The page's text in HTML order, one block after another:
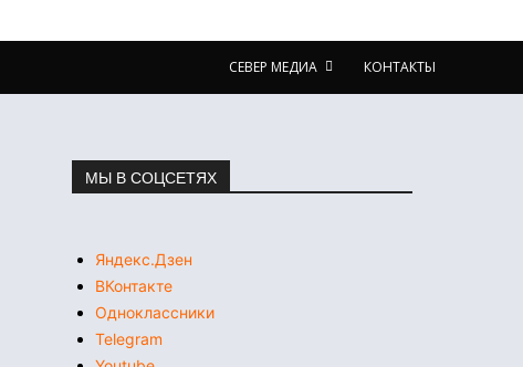
СЕВЕР МЕДИА КОНТАКТЫ
МЫ В СОЦСЕТЯХ
Яндекс.Дзен
ВКонтакте
Одноклассники
Telegram